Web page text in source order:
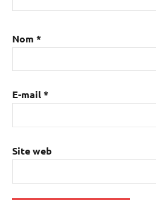
Nom *
E-mail*
Site web